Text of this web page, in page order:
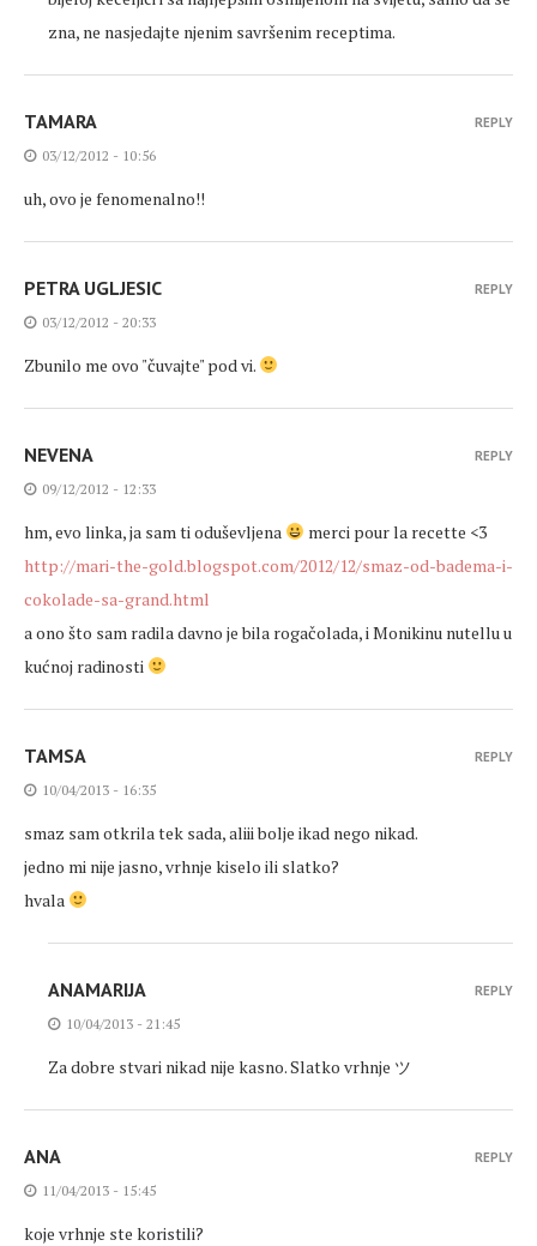
zna, ne nasjedajte njenim savršenim receptima.
TAMARA
03/12/2012 - 10:56
uh, ovo je fenomenalno!!
REPLY
PETRA UGLJESIC
03/12/2012 - 20:33
Zbunilo me ovo "čuvajte" pod vi.
REPLY
NEVENA
09/12/2012 - 12:33
hm, evo linka, ja sam ti oduševljena
merci pour la recette <3
http://mari-the-gold.blogspot.com/2012/12/smaz-od-badema-i-
cokolade-sa-grand.html
a ono što sam radila davno je bila rogačolada, i Monikinu nutellu u
kućnoj radinosti
REPLY
TAMSA
10/04/2013 - 16:35
smaz sam otkrila tek sada, aliii bolje ikad nego nikad.
jedno mi nije jasno, vrhnje kiselo ili slatko?
hvala
REPLY
ANAMARIJA
10/04/2013 - 21:45
Za dobre stvari nikad nije kasno. Slatko vrhnje ツ
REPLY
ANA
11/04/2013 - 15:45
koje vrhnje ste koristili?
REPLY